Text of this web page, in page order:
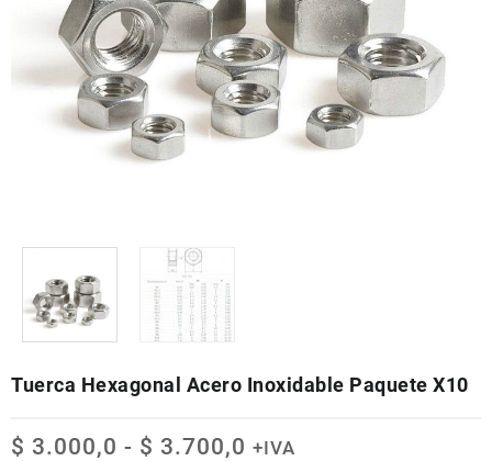
Tuerca Hexagonal Acero Inoxidable Paquete X10
$ 3.000,0 - $ 3.700,0 Rango
+IVA